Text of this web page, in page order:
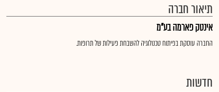
תיאור חברה
אינטק פארמה בע"מ
החברה עוסקת בפיתוח טכנולוגיה להשבחת פעילות של תרופות.
חדשות